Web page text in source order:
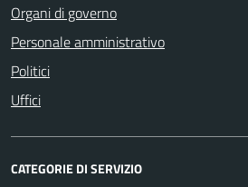
Organi di governo
Personale amministrativo
Politici
Uffici
CATEGORIE DI SERVIZIO